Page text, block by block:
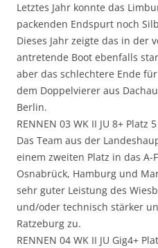
Letztes Jahr konnte das
packenden Endspurt noch
Dieses Jahr zeigte das in der
antretende Boot ebenfalls
aber das schlechtere Ende
dem Doppelvierer aus
Berlin.
RENNEN 03 WK II JU 8+ Platz
Das Team aus der
einem zweiten Platz in das A-
Osnabrück, Hamburg und
sehr guter Leistung des
und/oder technisch stärker
Ratzeburg zu.
RENNEN 04 WK II JU Gig4+